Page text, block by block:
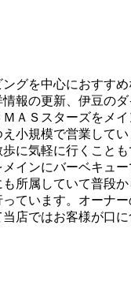
グを中心におすす
報の更新、伊豆の
ＡＳスターズをメ
小規模で営業して
に気軽に行くこと
インにバーベキュ
所属していて普段
ています。オーナ
店ではお客様が口